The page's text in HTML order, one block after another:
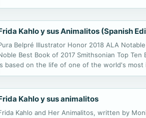
Kahlo y sus Animalitos (Spanish
Belpré Illustrator Honor 2018 ALA
Best Book of 2017 Smithsonian Top
based on the life of one of the world's
pets—two monkeys, a parrot, three
Kahlo y sus animalitos
Kahlo and Her Animalitos, written by